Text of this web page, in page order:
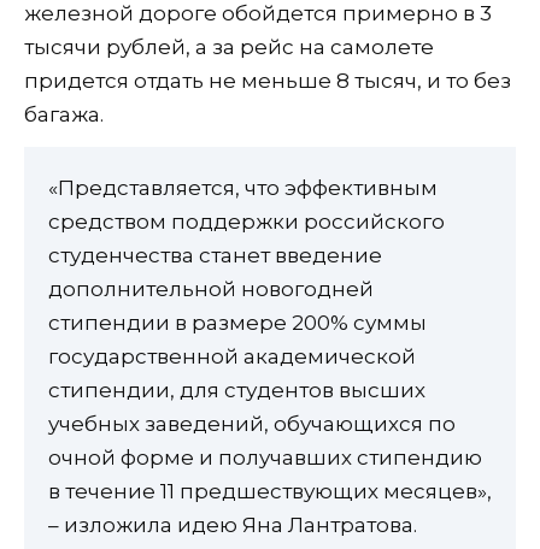
железной дороге обойдется примерно в 3
тысячи рублей, а за рейс на самолете
придется отдать не меньше 8 тысяч, и то без
багажа.
«Представляется, что эффективным
средством поддержки российского
студенчества станет введение
дополнительной новогодней
стипендии в размере 200% суммы
государственной академической
стипендии, для студентов высших
учебных заведений, обучающихся по
очной форме и получавших стипендию
в течение 11 предшествующих месяцев»,
– изложила идею Яна Лантратова.